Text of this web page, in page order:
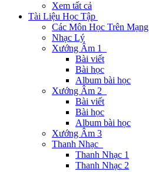
Xem tất cả
Tài Liệu Học Tập
Các Môn Học Trên Mạng
Nhạc Lý
Xướng Âm 1
Bài viết
Bài học
Album bài học
Xướng Âm 2
Bài viết
Bài học
Album bài học
Xướng Âm 3
Thanh Nhạc
Thanh Nhạc 1
Thanh Nhạc 2